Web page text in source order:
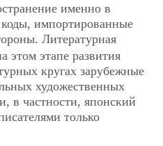
именно в
импортированные
Литературная
этом этапе развития
кругах зарубежные
художественных
в частности, японский
только